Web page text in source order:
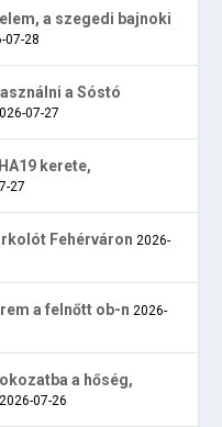
a szegedi bajnoki
07-28
a Sóstó
07-27
kerete,
27
Fehérváron 2026-
a felnőtt ob-n 2026-
a hőség,
2026-07-26